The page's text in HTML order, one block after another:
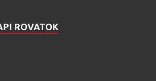
ROVATOK